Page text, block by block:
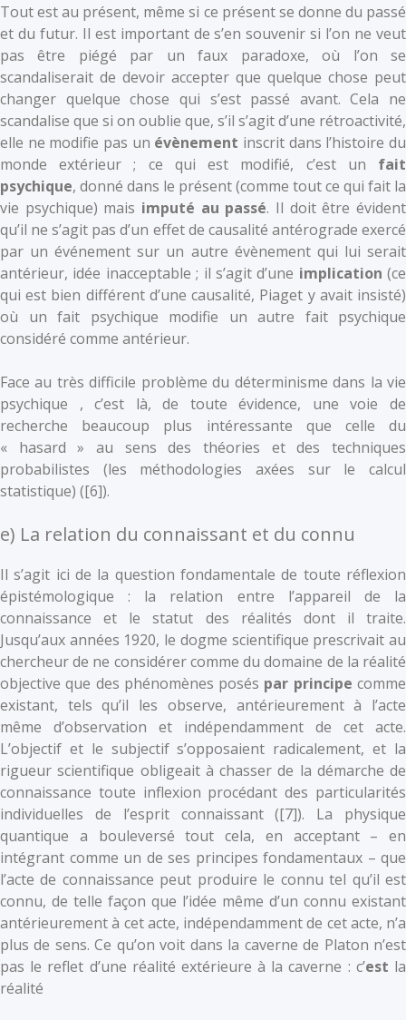
Tout est au présent, même si ce présent se donne du passé
et du futur. Il est important de s’en souvenir si l’on ne veut
pas être piégé par un faux paradoxe, où l’on se
scandaliserait de devoir accepter que quelque chose peut
changer quelque chose qui s’est passé avant. Cela ne
scandalise que si on oublie que, s’il s’agit d’une rétroactivité,
elle ne modifie pas un évènement inscrit dans l’histoire du
monde extérieur ; ce qui est modifié, c’est un fait
psychique, donné dans le présent (comme tout ce qui fait la
vie psychique) mais imputé au passé. Il doit être évident
qu’il ne s’agit pas d’un effet de causalité antérograde exercé
par un événement sur un autre évènement qui lui serait
antérieur, idée inacceptable ; il s’agit d’une implication (ce
qui est bien différent d’une causalité, Piaget y avait insisté)
où un fait psychique modifie un autre fait psychique
considéré comme antérieur.
Face au très difficile problème du déterminisme dans la vie
psychique , c’est là, de toute évidence, une voie de
recherche beaucoup plus intéressante que celle du
« hasard » au sens des théories et des techniques
probabilistes (les méthodologies axées sur le calcul
statistique) ([6]).
e) La relation du connaissant et du connu
Il s’agit ici de la question fondamentale de toute réflexion
épistémologique : la relation entre l’appareil de la
connaissance et le statut des réalités dont il traite.
Jusqu’aux années 1920, le dogme scientifique prescrivait au
chercheur de ne considérer comme du domaine de la réalité
objective que des phénomènes posés par principe comme
existant, tels qu’il les observe, antérieurement à l’acte
même d’observation et indépendamment de cet acte.
L’objectif et le subjectif s’opposaient radicalement, et la
rigueur scientifique obligeait à chasser de la démarche de
connaissance toute inflexion procédant des particularités
individuelles de l’esprit connaissant ([7]). La physique
quantique a bouleversé tout cela, en acceptant – en
intégrant comme un de ses principes fondamentaux – que
l’acte de connaissance peut produire le connu tel qu’il est
connu, de telle façon que l’idée même d’un connu existant
antérieurement à cet acte, indépendamment de cet acte, n’a
plus de sens. Ce qu’on voit dans la caverne de Platon n’est
pas le reflet d’une réalité extérieure à la caverne : c’est la
réalité